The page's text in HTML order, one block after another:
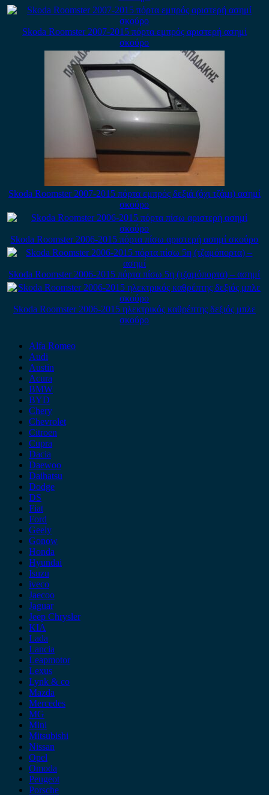
Skoda Roomster 2007-2015 πόρτα εμπρός αριστερή ασημί
σκούρο
Skoda Roomster 2007-2015 πόρτα εμπρός δεξιά (όχι τζάμι) ασημί
σκούρο
Skoda Roomster 2006-2015 πόρτα πίσω αριστερή ασημί σκούρο
Skoda Roomster 2006-2015 πόρτα πίσω 5η (τζαμόπορτα) – ασημί
Skoda Roomster 2006-2015 ηλεκτρικός καθρέπτης δεξιός μπλε
σκούρο
Alfa Romeo
Audi
Austin
Acura
BMW
BYD
Chery
Chevrolet
Citroen
Cupra
Dacia
Daewoo
Daihatsu
Dodge
DS
Fiat
Ford
Geely
Gonow
Honda
Hyundai
Isuzu
iveco
Jaecoo
Jaguar
Jeep Chrysler
KIA
Lada
Lancia
Leapmotor
Lexus
Lynk & co
Mazda
Mercedes
MG
Mini
Mitsubishi
Nissan
Opel
Omoda
Peugeot
Porsche